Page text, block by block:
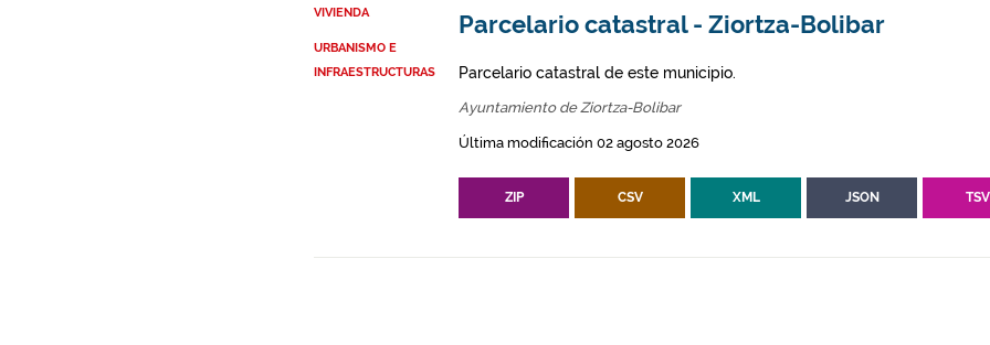
VIVIENDA
URBANISMO E
INFRAESTRUCTURAS
Parcelario catastral - Ziortza-Bolibar
Parcelario catastral de este municipio.
Ayuntamiento de Ziortza-Bolibar
Última modificación 02 agosto 2026
ZIP CSV XML JSON TSV